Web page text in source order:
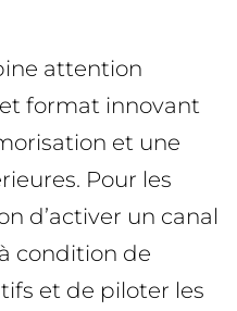
attention
format innovant
et une
Pour les
d’activer un canal
condition de
et de piloter les